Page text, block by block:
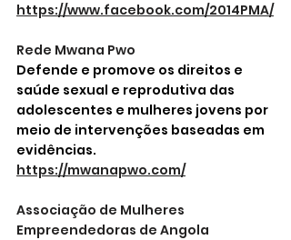
https://www.facebook.com/2014PMA/
Rede Mwana Pwo
Defende e promove os direitos e
saúde sexual e reprodutiva das
adolescentes e mulheres jovens por
meio de intervenções baseadas em
evidências.
https://mwanapwo.com/
Associação de Mulheres
Empreendedoras de Angola